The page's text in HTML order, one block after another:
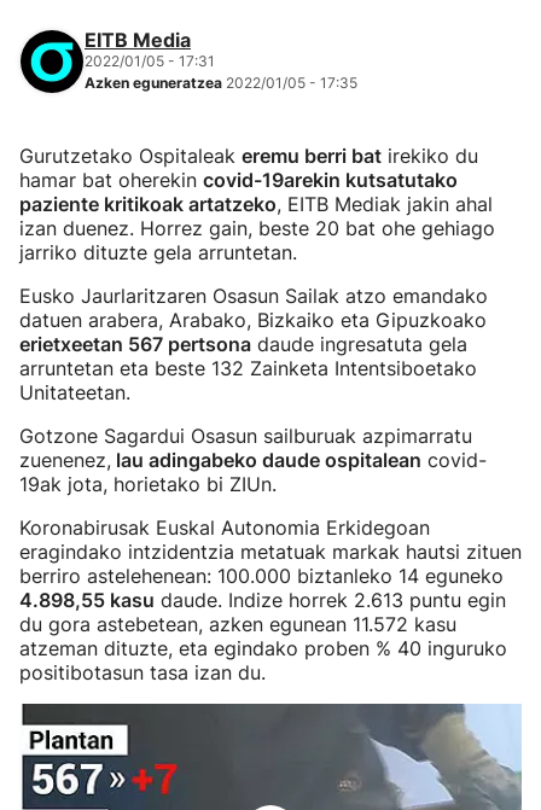
EITB Media
2022/01/05 - 17:31
Azken eguneratzea 2022/01/05 - 17:35
Gurutzetako Ospitaleak eremu berri bat irekiko du
hamar bat oherekin covid-19arekin kutsatutako
paziente kritikoak artatzeko, EITB Mediak jakin ahal
izan duenez. Horrez gain, beste 20 bat ohe gehiago
jarriko dituzte gela arruntetan.
Eusko Jaurlaritzaren Osasun Sailak atzo emandako
datuen arabera, Arabako, Bizkaiko eta Gipuzkoako
erietxeetan 567 pertsona daude ingresatuta gela
arruntetan eta beste 132 Zainketa Intentsiboetako
Unitateetan.
Gotzone Sagardui Osasun sailburuak azpimarratu
zuenenez, lau adingabeko daude ospitalean covid-
19ak jota, horietako bi ZIUn.
Koronabirusak Euskal Autonomia Erkidegoan
eragindako intzidentzia metatuak markak hautsi zituen
berriro astelehenean: 100.000 biztanleko 14 eguneko
4.898,55 kasu daude. Indize horrek 2.613 puntu egin
du gora astebetean, azken egunean 11.572 kasu
atzeman dituzte, eta egindako proben % 40 inguruko
positibotasun tasa izan du.